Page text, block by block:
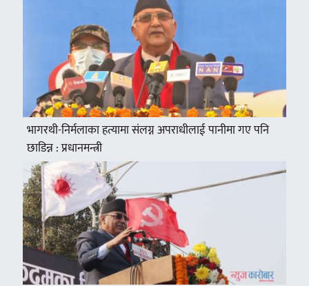
भागरथी-निर्मलाका हत्यामा संलग्न अपराधीलाई पानीमा गए पनि
छाडिन्न : प्रधानमन्त्री